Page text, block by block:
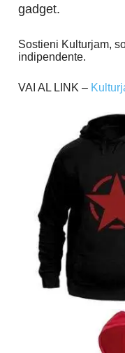
gadget.
Sostieni Kulturjam,
indipendente.
VAI AL LINK –